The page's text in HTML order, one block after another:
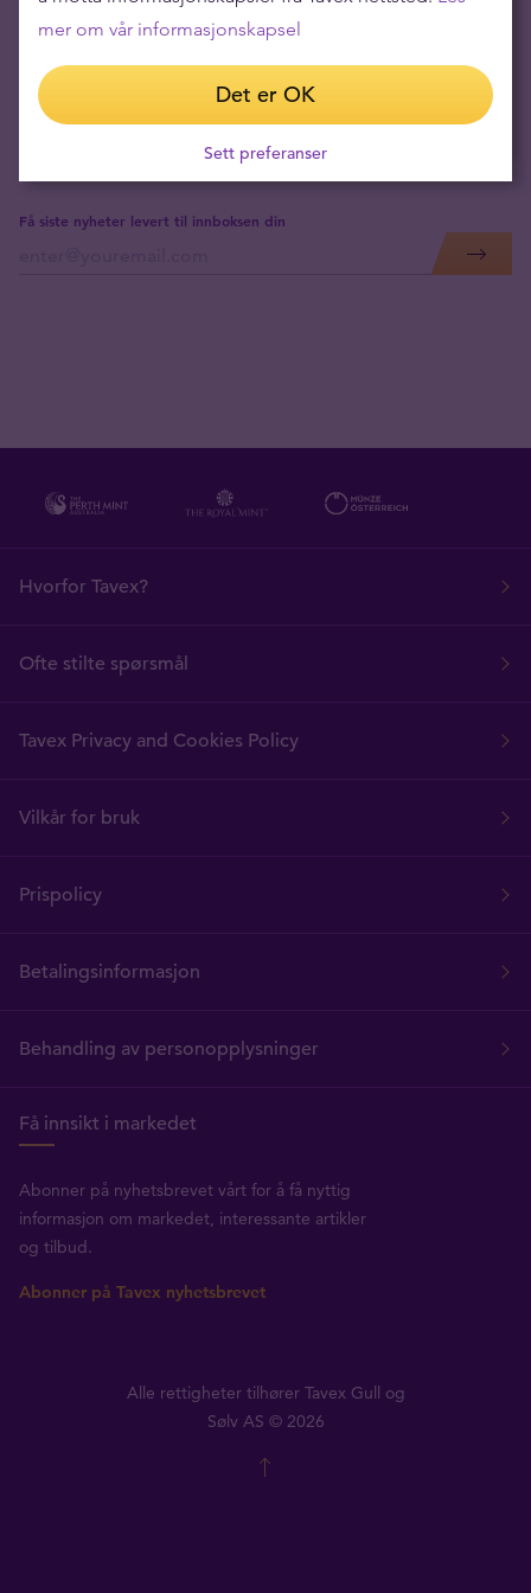
Gull og sølv i juli
Svak sommer for gull og sølv
14.07.2026
Få siste nyheter levert til innboksen din
Hvorfor Tavex?
Ofte stilte spørsmål
Tavex Privacy and Cookies Policy
Vilkår for bruk
Prispolicy
Betalingsinformasjon
Behandling av personopplysninger
Få innsikt i markedet
Abonner på nyhetsbrevet vårt for å få nyttig
informasjon om markedet, interessante artikler
og tilbud.
Abonner på Tavex nyhetsbrevet
Alle rettigheter tilhører Tavex Gull og
Sølv AS © 2026
mer om vår informasjonskapsel
Det er OK
Sett preferanser